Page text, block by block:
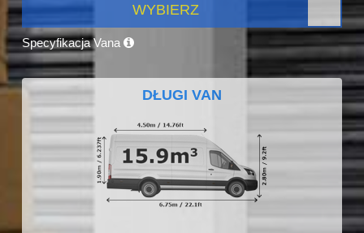
WYBIERZ
Specyfikacja Vana
DŁUGI VAN